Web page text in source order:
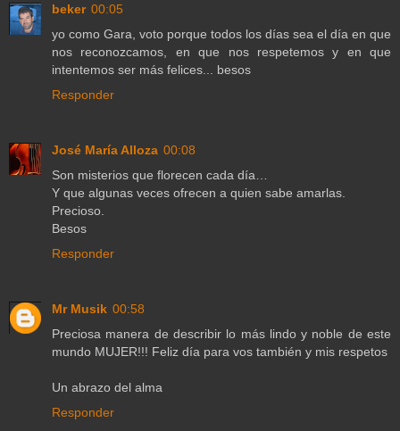
beker 00:05
yo como Gara, voto porque todos los días sea el día en que
nos reconozcamos, en que nos respetemos y en que
intentemos ser más felices... besos
Responder
José María Alloza 00:08
Son misterios que florecen cada día…
Y que algunas veces ofrecen a quien sabe amarlas.
Precioso.
Besos
Responder
Mr Musik 00:58
Preciosa manera de describir lo más lindo y noble de este
mundo MUJER!!! Feliz día para vos también y mis respetos
Un abrazo del alma
Responder